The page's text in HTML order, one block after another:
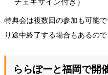
特典会は複数回の参加も可能
り途中終了する場合もあるので
ららぽーと福岡で開